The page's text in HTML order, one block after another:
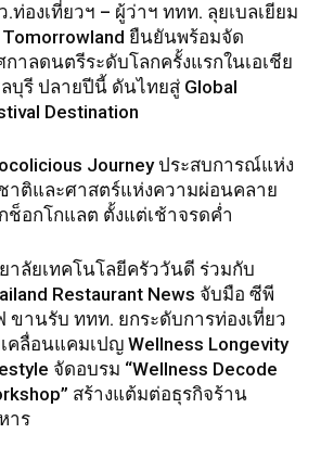
.ท่องเที่ยวฯ – ผู้ว่าฯ ททท. ลุยเบลเยียม
Tomorrowland ยืนยันพร้อมจัด
กาลดนตรีระดับโลกครั้งแรกในเอเชีย
บุรี ปลายปีนี้ ดันไทยสู่ Global
Destination
Journey ประสบการณ์แห่ง
าติและศาสตร์แห่งความผ่อนคลาย
ช็อกโกแลต ตั้งแต่เช้าจรดค่ำ
าลัยเทคโนโลยีครัววันดี ร่วมกับ
Restaurant News จับมือ ซีพี
ขานรับ ททท. ยกระดับการท่องเที่ยว
คลื่อนแคมเปญ Wellness Longevity
จัดอบรม “Wellness Decode
สร้างแต้มต่อธุรกิจร้าน
าร